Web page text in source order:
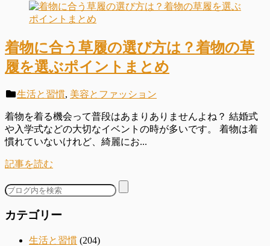
着物に合う草履の選び方は？着物の草
履を選ぶポイントまとめ
生活と習慣, 美容とファッション
着物を着る機会って普段はあまりありませんよね？ 結婚式
や入学式などの大切なイベントの時が多いです。 着物は着
慣れていないけれど、綺麗にお...
記事を読む
カテゴリー
生活と習慣 (204)